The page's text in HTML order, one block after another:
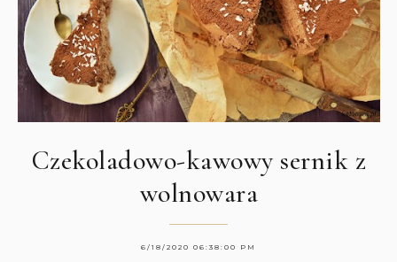
Czekoladowo-kawowy sernik z
wolnowara
6/18/2020 06:38:00 PM